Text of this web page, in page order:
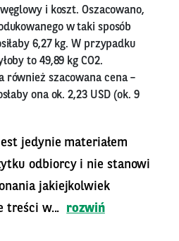
i koszt. Oszacowano,
w taki sposób
6,27 kg. W przypadku
to 49,89 kg CO2.
również szacowana cena –
ona ok. 2,23 USD (ok. 9
jedynie materiałem
odbiorcy i nie stanowi
jakiejkolwiek
treści w...
rozwiń